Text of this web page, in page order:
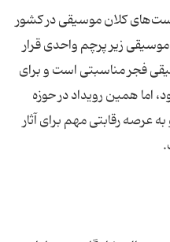
کلان موسیقی در کشور
زیر پرچم واحدی قرار
فجر مناسبتی است و برای
اما همین رویداد در حوزه
عرصه رقابتی مهم برای آثار